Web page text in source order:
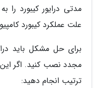
مدتی درایور کیبورد را
علت عملکرد کیبورد
برای حل مشکل باید
مجدد نصب کنید. اگر این
ترتیب انجام دهید: